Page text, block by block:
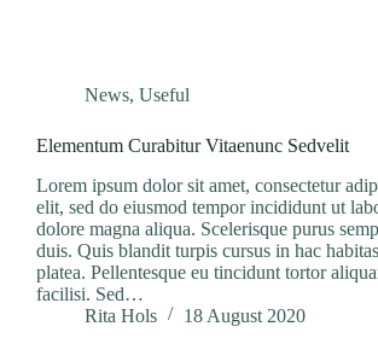
News, Useful
Elementum Curabitur Vitaenunc Sedvelit
Lorem ipsum dolor sit amet, consectetur
elit, sed do eiusmod tempor incididunt ut
dolore magna aliqua. Scelerisque purus
duis. Quis blandit turpis cursus in hac
platea. Pellentesque eu tincidunt tortor
facilisi. Sed…
Rita Hols
18 August 2020